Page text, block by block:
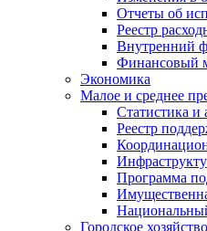
Отчеты об
Реестр
Внутренний
Финансовый
Экономика
Малое и среднее
Статистика и
Реестр
Программа
Городское хозяйство